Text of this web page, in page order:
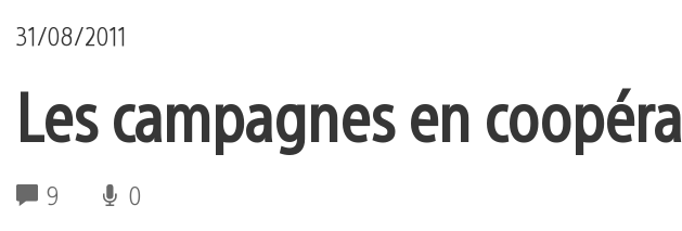
31/08/2011
Les campagnes en
9 0